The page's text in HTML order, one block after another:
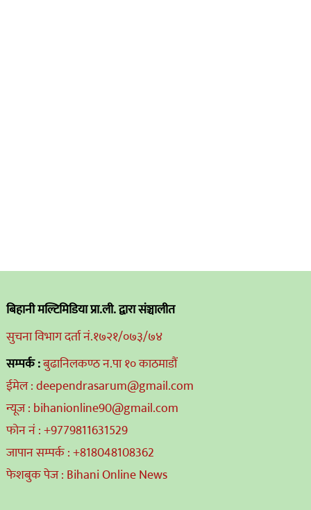
बिहानी मल्टिमिडिया प्रा.ली. द्वारा संञ्चालीत
सुचना विभाग दर्ता नं.१७२१/०७३/७४
सम्पर्क :बुढानिलकण्ठ न.पा १० काठमाडौं
ईमेल : deependrasarum@gmail.com
न्यूज : bihanionline90@gmail.com
फोन नं : +9779811631529
जापान सम्पर्क : +818048108362
फेशबुक पेज : Bihani Online News